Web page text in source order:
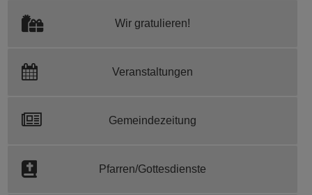
Wir gratulieren!
Veranstaltungen
Gemeindezeitung
Pfarren/Gottesdienste